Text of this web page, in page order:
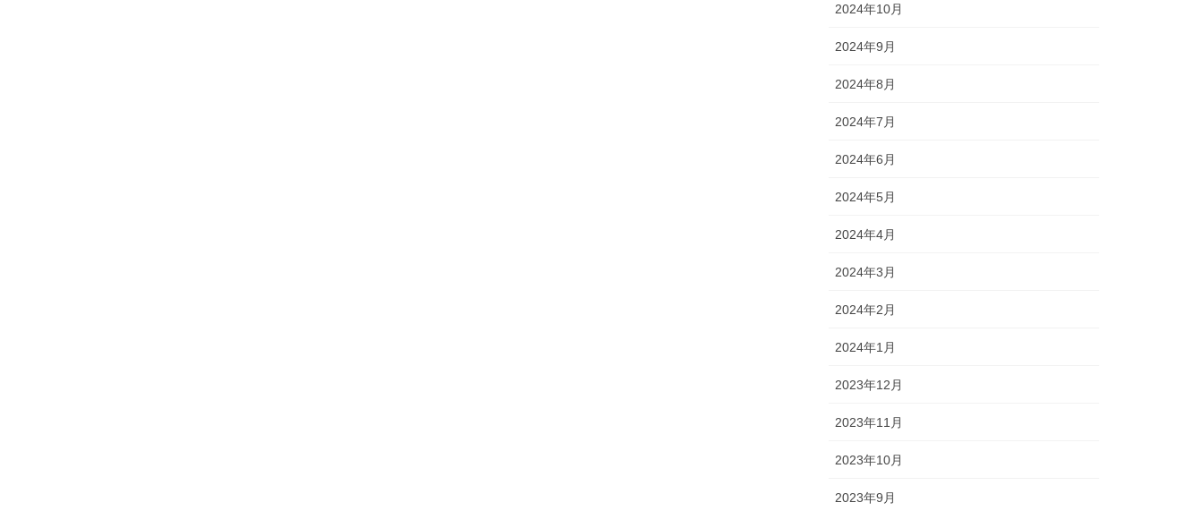
2024年10月
2024年9月
2024年8月
2024年7月
2024年6月
2024年5月
2024年4月
2024年3月
2024年2月
2024年1月
2023年12月
2023年11月
2023年10月
2023年9月